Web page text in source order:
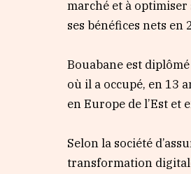
marché et à
ses bénéfices nets
Bouabane est
où il a occupé, en 13
en Europe de l’Est et
Selon la société
transformation